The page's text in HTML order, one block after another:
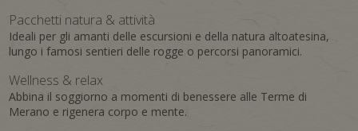
Pacchetti natura & attività
Ideali per gli amanti delle escursioni e della natura altoatesina,
lungo i famosi sentieri delle rogge o percorsi panoramici.
Wellness & relax
Abbina il soggiorno a momenti di benessere alle Terme di
Merano e rigenera corpo e mente.